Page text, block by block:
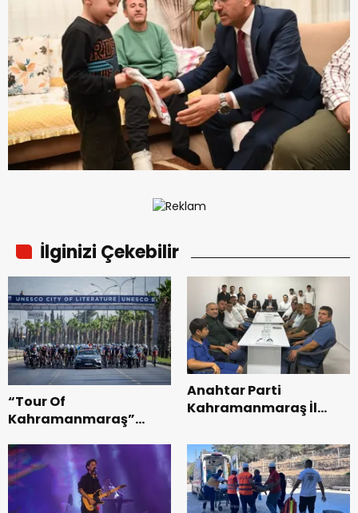
İlginizi Çekebilir
“Tour Of
Kahramanmaraş”
Bisikleti Turnuvası
Tamamlandı.
Anahtar Parti
Kahramanmaraş İl
Teşkilatı ile buluştu.